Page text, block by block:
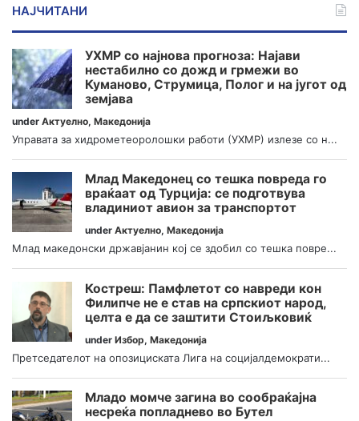
НАЈЧИТАНИ
УХМР со најнова прогноза: Најави
нестабилно со дожд и грмежи во
Куманово, Струмица, Полог и на југот од
земјава
under Актуелно, Македонија
Управата за хидрометеоролошки работи (УХМР) излезе со н...
Млад Македонец со тешка повреда го
враќаат од Турција: се подготвува
владиниот авион за транспортот
under Актуелно, Македонија
Млад македонски државјанин кој се здобил со тешка повре...
Костреш: Памфлетот со навреди кон
Филипче не е став на српскиот народ,
целта е да се заштити Стоиљковиќ
under Избор, Македонија
Претседателот на опозициската Лига на социјалдемократи...
Младо момче загина во сообраќајна
несреќа попладнево во Бутел